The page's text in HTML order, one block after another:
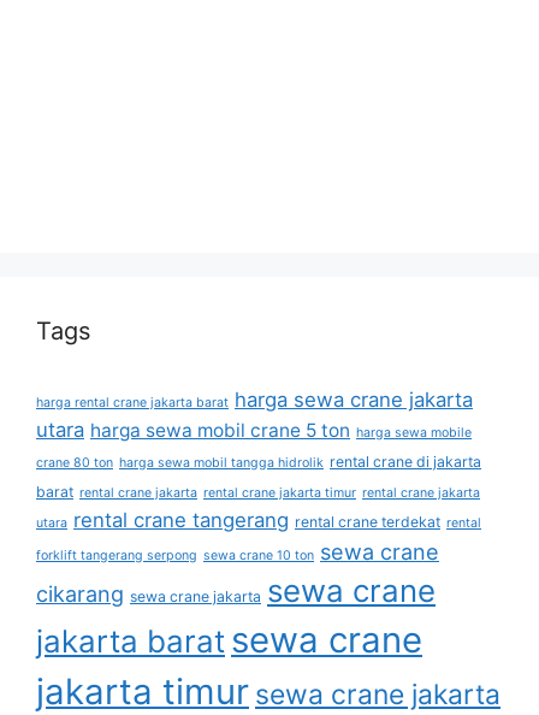
Tags
harga rental crane jakarta barat harga sewa crane jakarta
utara harga sewa mobil crane 5 ton harga sewa mobile
crane 80 ton harga sewa mobil tangga hidrolik rental crane di jakarta
barat rental crane jakarta rental crane jakarta timur rental crane jakarta
utara rental crane tangerang rental crane terdekat rental
forklift tangerang serpong sewa crane 10 ton sewa crane
cikarang sewa crane jakarta sewa crane
jakarta baratsewa crane
jakarta timur sewa crane jakarta